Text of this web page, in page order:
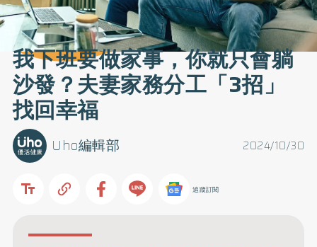
我下班要做家事，你就只會躺
沙發？夫妻家務分工「3招」
找回幸福
2024/10/30
Uho編輯部
追蹤訂閱